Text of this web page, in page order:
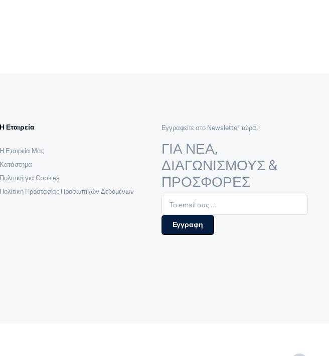
Η Εταιρεία
Η Εταιρεία Μας
Κατάστημα
Πολιτική για Cookies
Πολιτική Προστασίας Προσωπικών Δεδομένων
Εγγραφείτε στο Newsletter τώρα!
ΓΙΑ ΝΕΑ,
ΔΙΑΓΩΝΙΣΜΟΥΣ &
ΠΡΟΣΦΟΡΕΣ